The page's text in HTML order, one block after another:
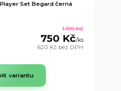
Set Begard černá
1 199 Kč
750 Kč/ks
620 Kč bez DPH
variantu